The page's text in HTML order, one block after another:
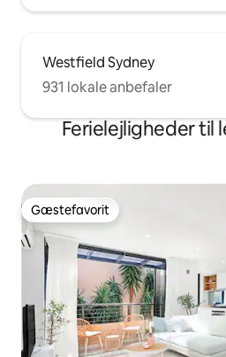
Westfield Sydney
931 lokale anbefaler
Ferielejligheder til
Gæstefavorit
Gæstefavorit